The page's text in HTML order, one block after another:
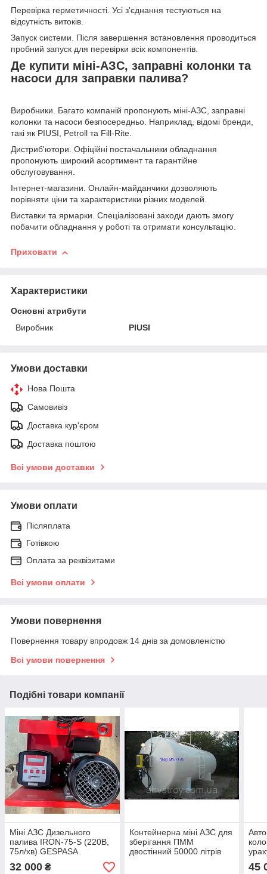
Перевірка герметичності. Усі з'єднання тестуються на
відсутність витоків.
Запуск системи. Після завершення встановлення проводиться
пробний запуск для перевірки всіх компонентів.
Де купити міні-АЗС, заправні колонки та
насоси для заправки палива?
Виробники. Багато компаній пропонують міні-АЗС, заправні
колонки та насоси безпосередньо. Наприклад, відомі бренди,
такі як PIUSI, Petroll та Fill-Rite.
Дистриб'ютори. Офіційні постачальники обладнання
пропонують широкий асортимент та гарантійне
обслуговування.
Інтернет-магазини. Онлайн-майданчики дозволяють
порівняти ціни та характеристики різних моделей.
Виставки та ярмарки. Спеціалізовані заходи дають змогу
побачити обладнання у роботі та отримати консультацію.
Приховати
Характеристики
Основні атрибути
Виробник
PIUSI
Умови доставки
Нова Пошта
Самовивіз
Доставка кур'єром
Доставка поштою
Всі умови доставки
Умови оплати
Післяплата
Готівкою
Оплата за реквізитами
Всі умови оплати
Умови повернення
Повернення товару впродовж 14 днів за домовленістю
Всі умови повернення
Подібні товари компанії
Міні АЗС Дизельного
палива IRON-75-S (220В,
75л/хв) GESPASA
32 000 ₴
Контейнерна міні АЗС для
зберігання ПММ
двостінний 50000 літрів
ПК
45